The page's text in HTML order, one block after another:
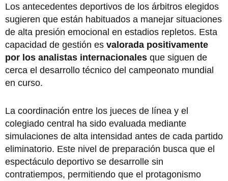
Los antecedentes deportivos de los árbitros elegidos
sugieren que están habituados a manejar situaciones
de alta presión emocional en estadios repletos. Esta
capacidad de gestión es valorada positivamente
por los analistas internacionales que siguen de
cerca el desarrollo técnico del campeonato mundial
en curso.
La coordinación entre los jueces de línea y el
colegiado central ha sido evaluada mediante
simulaciones de alta intensidad antes de cada partido
eliminatorio. Este nivel de preparación busca que el
espectáculo deportivo se desarrolle sin
contratiempos, permitiendo que el protagonismo